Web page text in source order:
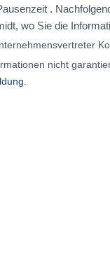
.
wo Sie die
nicht